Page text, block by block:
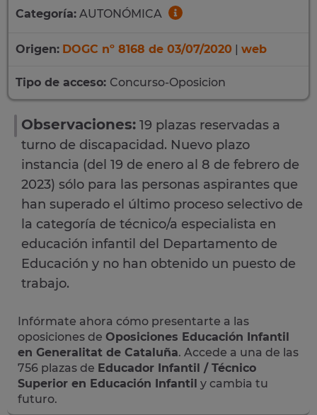
Categoría: AUTONÓMICA
Origen: DOGC nº 8168 de 03/07/2020 | web
Tipo de acceso: Concurso-Oposicion
Observaciones: 19 plazas reservadas a
turno de discapacidad. Nuevo plazo
instancia (del 19 de enero al 8 de febrero de
2023) sólo para las personas aspirantes que
han superado el último proceso selectivo de
la categoría de técnico/a especialista en
educación infantil del Departamento de
Educación y no han obtenido un puesto de
trabajo.
Infórmate ahora cómo presentarte a las
oposiciones de Oposiciones Educación Infantil
en Generalitat de Cataluña. Accede a una de las
756 plazas de Educador Infantil / Técnico
Superior en Educación Infantil y cambia tu
futuro.